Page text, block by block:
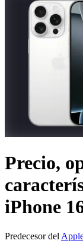
Precio,
iPhone
Predecesor del